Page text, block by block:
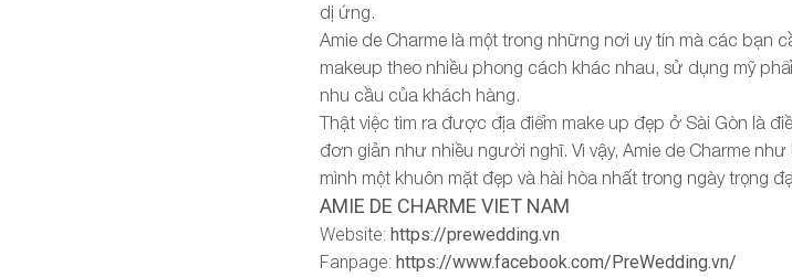
dị ứng.
Amie de Charme là một trong những nơi uy tín mà các bạn
makeup theo nhiều phong cách khác nhau, sử dụng mỹ
nhu cầu của khách hàng.
Thật việc tìm ra được địa điểm make up đẹp ở Sài Gòn là
đơn giản như nhiều người nghĩ. Vì vậy, Amie de Charme
mình một khuôn mặt đẹp và hài hòa nhất trong ngày trọng
AMIE DE CHARME VIET NAM
Website: https://prewedding.vn
Fanpage: https://www.facebook.com/PreWedding.vn/